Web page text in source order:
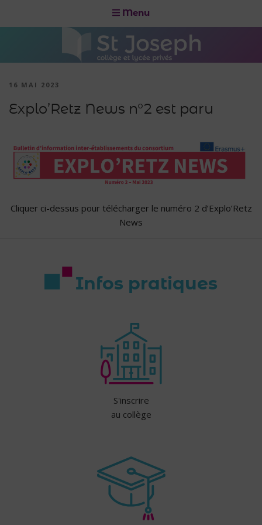
Menu
16 MAI 2023
Explo’Retz News n°2 est paru
Cliquer ci-dessus pour télécharger le numéro 2 d’Explo’Retz
News
Infos pratiques
S'inscrire
au collège